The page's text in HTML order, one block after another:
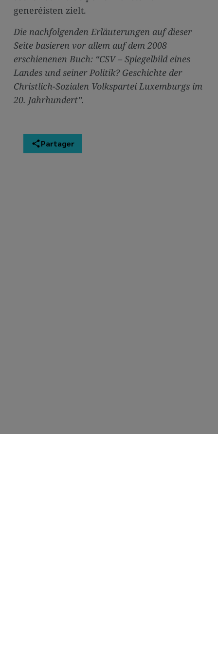
generéisten zielt.
Die nachfolgenden Erläuterungen auf dieser
Seite basieren vor allem auf dem 2008
erschienenen Buch: “CSV – Spiegelbild eines
Landes und seiner Politik? Geschichte der
Christlich-Sozialen Volkspartei Luxemburgs im
20. Jahrhundert”.
Partager